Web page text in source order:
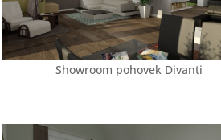
Showroom pohovek Divanti